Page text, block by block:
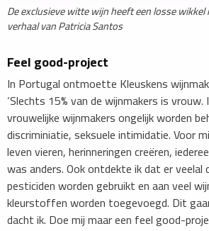
De exclusieve witte wijn heeft een losse
verhaal van Patricia Santos
Feel good-project
In Portugal ontmoette Kleuskens
‘Slechts 15% van de wijnmakers is
vrouwelijke wijnmakers ongelijk worden
discriminiatie, seksuele intimidatie. Voor
leven vieren, herinneringen creëren,
was anders. Ook ontdekte ik dat er veelal
pesticiden worden gebruikt en aan veel
kleurstoffen worden toegevoegd. Dit
dacht ik. Doe mij maar een feel good-